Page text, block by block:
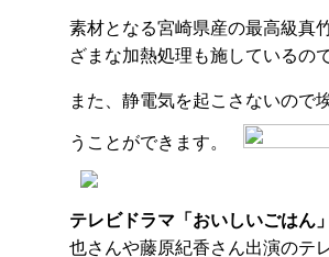
素材となる宮崎県産の最高級真
ざまな加熱処理も施しているの
また、静電気を起こさないので
うことができます。
テレビドラマ「おいしいごはん
也さんや藤原紀香さん出演のテ